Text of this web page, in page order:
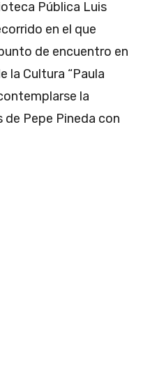
Pública Luis
en el que
de encuentro en
la Cultura “Paula
la
Pepe Pineda con